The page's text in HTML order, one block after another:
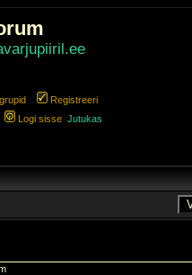
Registreeri
Logi sisse Jutukas